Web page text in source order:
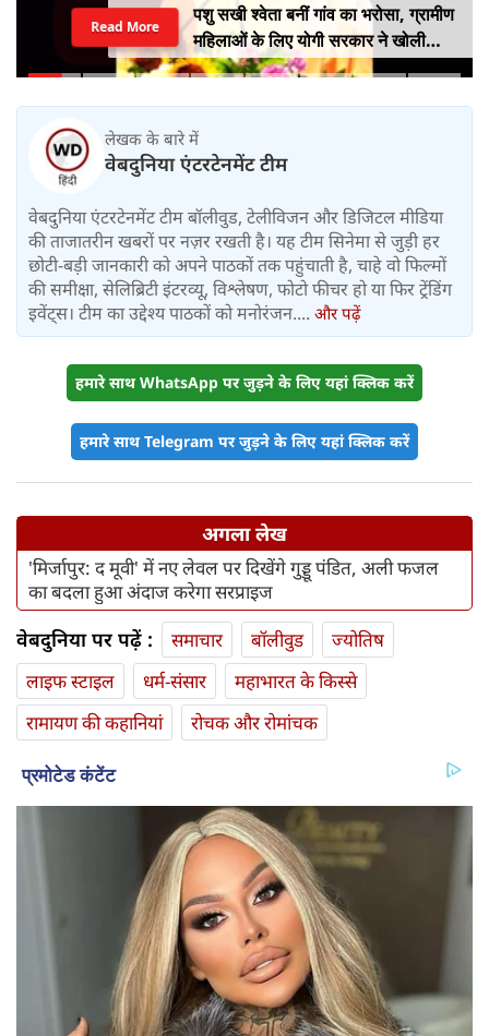
पशु सखी श्वेता बनीं गांव का भरोसा, ग्रामीण
महिलाओं के लिए योगी सरकार ने खोली
आत्मनिर्भरता की राह
Read More
लेखक के बारे में
वेबदुनिया एंटरटेनमेंट टीम
वेबदुनिया एंटरटेनमेंट टीम बॉलीवुड, टेलीविजन और डिजिटल मीडिया
की ताजातरीन खबरों पर नज़र रखती है। यह टीम सिनेमा से जुड़ी हर
छोटी-बड़ी जानकारी को अपने पाठकों तक पहुंचाती है, चाहे वो फिल्मों
की समीक्षा, सेलिब्रिटी इंटरव्यू, विश्लेषण, फोटो फीचर हो या फिर ट्रेंडिंग
इवेंट्स। टीम का उद्देश्य पाठकों को मनोरंजन.... और पढ़ें
हमारे साथ WhatsApp पर जुड़ने के लिए यहां क्लिक करें
हमारे साथ Telegram पर जुड़ने के लिए यहां क्लिक करें
अगला लेख
'मिर्जापुर: द मूवी' में नए लेवल पर दिखेंगे गुड्डू पंडित, अली फजल
का बदला हुआ अंदाज करेगा सरप्राइज
वेबदुनिया पर पढ़ें : समाचार बॉलीवुड
ज्योतिष
लाइफ स्‍टाइल
धर्म-संसार
महाभारत के किस्से
रामायण की कहानियां
रोचक और रोमांचक